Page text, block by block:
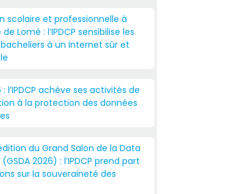
scolaire et professionnelle à
de Lomé : l’IPDCP sensibilise les
à un Internet sûr et
: l’IPDCP achève ses activités de
à la protection des données
du Grand Salon de la Data
2026) : l’IPDCP prend part
sur la souveraineté des